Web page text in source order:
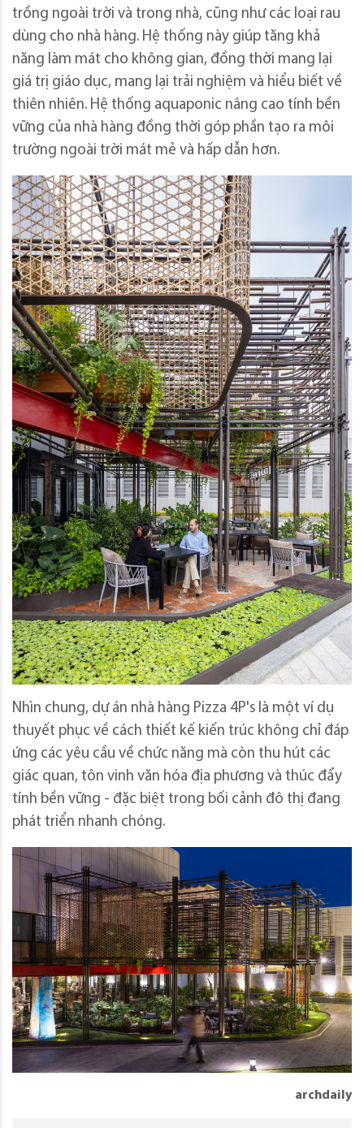
trồng ngoài trời và trong nhà, cũng như các loại rau
dùng cho nhà hàng. Hệ thống này giúp tăng khả
năng làm mát cho không gian, đồng thời mang lại
giá trị giáo dục, mang lại trải nghiệm và hiểu biết về
thiên nhiên. Hệ thống aquaponic nâng cao tính bền
vững của nhà hàng đồng thời góp phần tạo ra môi
trường ngoài trời mát mẻ và hấp dẫn hơn.
Nhìn chung, dự án nhà hàng Pizza 4P's là một ví dụ
thuyết phục về cách thiết kế kiến ​​trúc không chỉ đáp
ứng các yêu cầu về chức năng mà còn thu hút các
giác quan, tôn vinh văn hóa địa phương và thúc đẩy
tính bền vững - đặc biệt trong bối cảnh đô thị đang
phát triển nhanh chóng.
archdaily